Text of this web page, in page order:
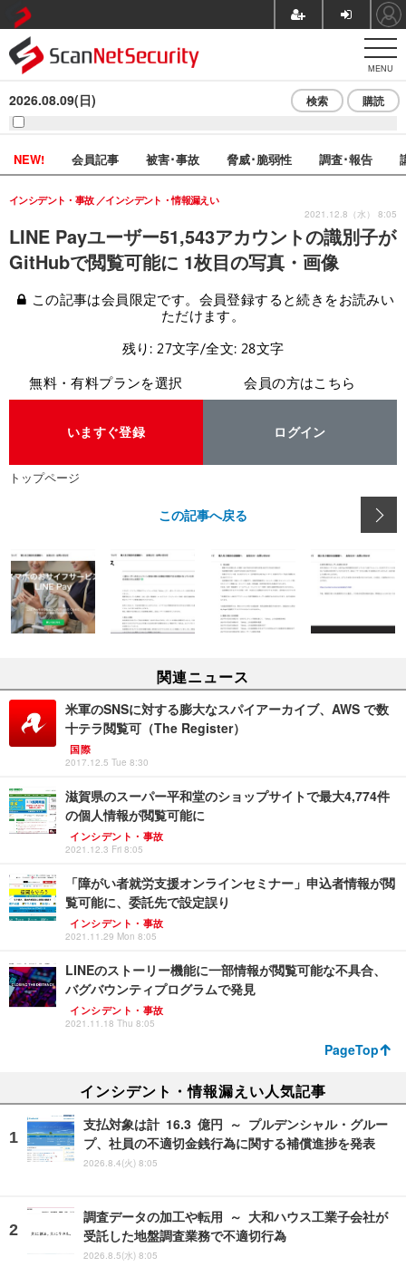
MENU
2026.08.09(日) 検索 購読
NEW! 会員記事 被害･事故 脅威･脆弱性 調査･報告
LINE Payユーザー51,543アカウントの識別子が
GitHubで閲覧可能に 1枚目の写真・画像
インシデント・事故 インシデント・情報漏えい
2021.12.8（水） 8:05
この記事は会員限定です。会員登録すると続きをお読みい
ただけます。
残り: 27文字/全文: 28文字
無料・有料プランを選択
いますぐ登録
会員の方はこちら
ログイン
トップページ
この記事へ戻る
関連ニュース
米軍のSNSに対する膨大なスパイアーカイブ、AWS で数
十テラ閲覧可（The Register）
国際
2017.12.5 Tue 8:30
滋賀県のスーパー平和堂のショップサイトで最大4,774件
の個人情報が閲覧可能に
インシデント・事故
2021.12.3 Fri 8:05
「障がい者就労支援オンラインセミナー」申込者情報が閲
覧可能に、委託先で設定誤り
インシデント・事故
2021.11.29 Mon 8:05
LINEのストーリー機能に一部情報が閲覧可能な不具合、
バグバウンティプログラムで発見
インシデント・事故
2021.11.18 Thu 8:05
PageTop
インシデント・情報漏えい人気記事
支払対象は計 16.3 億円 ～ プルデンシャル・グルー
プ、社員の不適切金銭行為に関する補償進捗を発表
2026.8.4(火) 8:05
調査データの加工や転用 ～ 大和ハウス工業子会社が
受託した地盤調査業務で不適切行為
2026.8.5(水) 8:05